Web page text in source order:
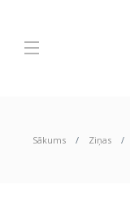
Sākums Ziņas